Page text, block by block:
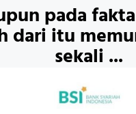
pada
dari itu
sekali ...